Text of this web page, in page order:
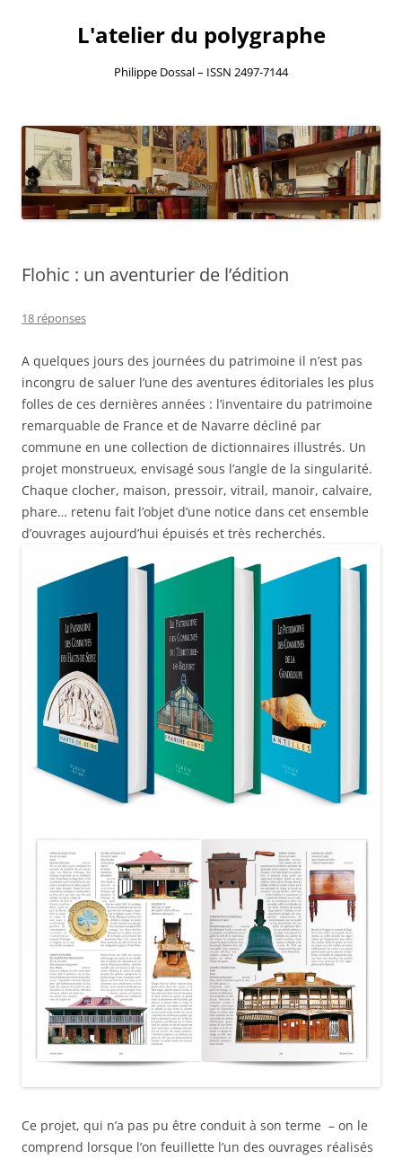
L'atelier du polygraphe
Philippe Dossal – ISSN 2497-7144
au
contenu
Flohic : un aventurier de l’édition
18 réponses
A quelques jours des journées du patrimoine il n’est pas
incongru de saluer l’une des aventures éditoriales les plus
folles de ces dernières années : l’inventaire du patrimoine
remarquable de France et de Navarre décliné par
commune en une collection de dictionnaires illustrés. Un
projet monstrueux, envisagé sous l’angle de la singularité.
Chaque clocher, maison, pressoir, vitrail, manoir, calvaire,
phare… retenu fait l’objet d’une notice dans cet ensemble
d’ouvrages aujourd’hui épuisés et très recherchés.
Ce projet, qui n’a pas pu être conduit à son terme – on le
comprend lorsque l’on feuillette l’un des ouvrages réalisés